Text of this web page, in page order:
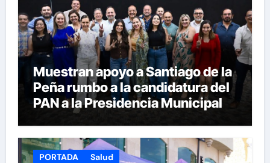
Muestran apoyo a Santiago de la
Peña rumbo a la candidatura del
PAN a la Presidencia Municipal
PORTADA Salud